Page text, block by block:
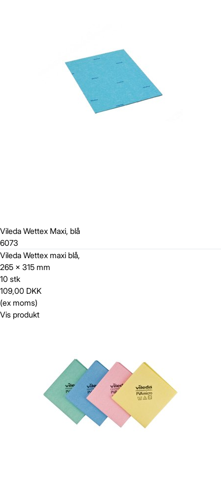
Vileda Wettex Maxi, blå
6073
Vileda Wettex maxi blå,
265 x 315 mm
10 stk
109,00 DKK
(ex moms)
Vis produkt